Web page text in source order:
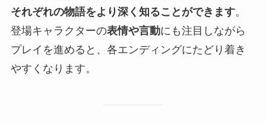
それぞれの物語をより深く知ることができます。
登場キャラクターの表情や言動にも注目しながら
プレイを進めると、各エンディングにたどり着き
やすくなります。